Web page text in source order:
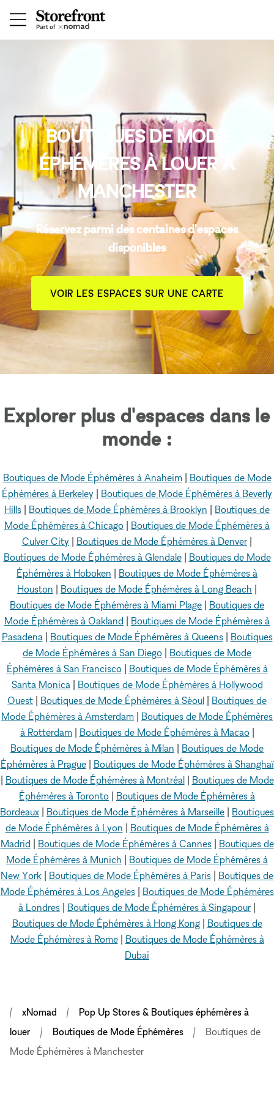
BOUTIQUES DE MODE
ÉPHÉMÈRES À LOUER À
MANCHESTER
Réservez parmi des centaines d'espaces
disponibles
VOIR LES ESPACES SUR UNE CARTE
Explorer plus d'espaces dans le
monde :
Boutiques de Mode Éphémères à Anaheim| Boutiques de Mode
Éphémères à Berkeley
Boutiques de Mode Éphémères à Beverly
Hills
Boutiques de Mode Éphémères à Brooklyn
Boutiques de
Mode Éphémères à Chicago
Boutiques de Mode Éphémères à
Culver City
Boutiques de Mode Éphémères à Denver
Boutiques de Mode Éphémères à Glendale| Boutiques de Mode
Éphémères à Hoboken
Boutiques de Mode Éphémères à
Houston
Boutiques de Mode Éphémères à Long Beach
Boutiques de Mode Éphémères à Miami Plage
Boutiques de
Mode Éphémères à Oakland
Boutiques de Mode Éphémères à
Pasadena| Boutiques de Mode Éphémères à Queens| Boutiques
de Mode Éphémères à San Diego
Boutiques de Mode
Éphémères à San Francisco| Boutiques de Mode Éphémères à
Santa Monica| Boutiques de Mode Éphémères à Hollywood
Ouest
Boutiques de Mode Éphémères à Séoul
Boutiques de
Mode Éphémères à Amsterdam
Boutiques de Mode Éphémères
à Rotterdam| Boutiques de Mode Éphémères à Macao|
Boutiques de Mode Éphémères à Milan
Boutiques de Mode
Éphémères à Prague| Boutiques de Mode Éphémères à Shanghaï
Boutiques de Mode Éphémères à Montréal| Boutiques de Mode
Éphémères à Toronto
Boutiques de Mode Éphémères à
Bordeaux
Boutiques de Mode Éphémères à Marseille
Boutiques
de Mode Éphémères à Lyon
Boutiques de Mode Éphémères à
Madrid
Boutiques de Mode Éphémères à Cannes| Boutiques de
Mode Éphémères à Munich
Boutiques de Mode Éphémères à
New York
Boutiques de Mode Éphémères à Paris
Boutiques de
Mode Éphémères à Los Angeles| Boutiques de Mode Éphémères
à Londres
Boutiques de Mode Éphémères à Singapour
Boutiques de Mode Éphémères à Hong Kong| Boutiques de
Mode Éphémères à Rome| Boutiques de Mode Éphémères à
Dubai
xNomad
Pop Up Stores & Boutiques éphémères à
louer
Boutiques de Mode Éphémères
Boutiques de
Mode Éphémères à Manchester